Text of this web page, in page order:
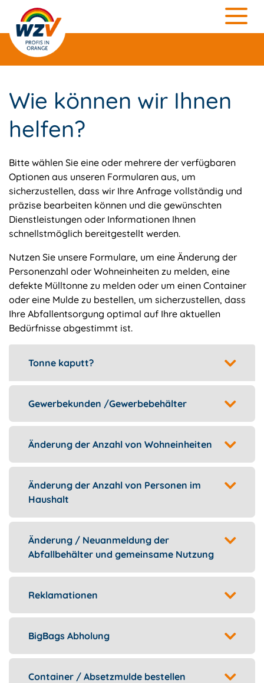
Wie können wir Ihnen
helfen?
Bitte wählen Sie eine oder mehrere der verfügbaren
Optionen aus unseren Formularen aus, um
sicherzustellen, dass wir Ihre Anfrage vollständig und
präzise bearbeiten können und die gewünschten
Dienstleistungen oder Informationen Ihnen
schnellstmöglich bereitgestellt werden.
Nutzen Sie unsere Formulare, um eine Änderung der
Personenzahl oder Wohneinheiten zu melden, eine
defekte Mülltonne zu melden oder um einen Container
oder eine Mulde zu bestellen, um sicherzustellen, dass
Ihre Abfallentsorgung optimal auf Ihre aktuellen
Bedürfnisse abgestimmt ist.
Tonne kaputt?
Gewerbekunden /Gewerbebehälter
Änderung der Anzahl von Wohneinheiten
Änderung der Anzahl von Personen im
Haushalt
Änderung / Neuanmeldung der
Abfallbehälter und gemeinsame Nutzung
Reklamationen
BigBags Abholung
Container / Absetzmulde bestellen